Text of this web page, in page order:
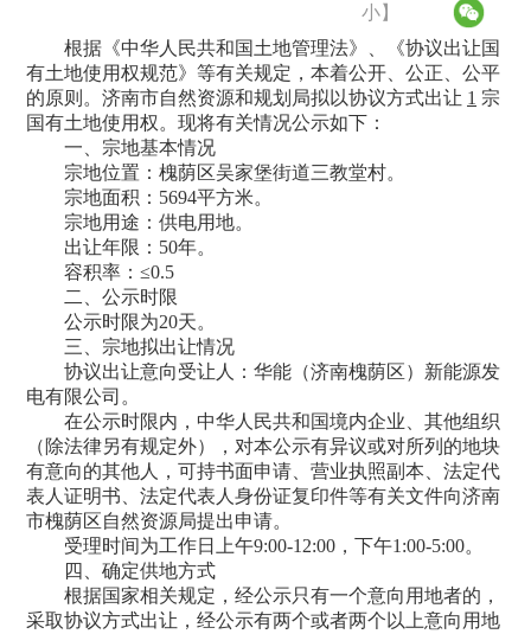
小】
根据《中华人民共和国土地管理法》、《协议出让国
有土地使用权规范》等有关规定，本着公开、公正、公平
的原则。济南市自然资源和规划局拟以协议方式出让 1 宗
国有土地使用权。现将有关情况公示如下：
一、宗地基本情况
宗地位置：槐荫区吴家堡街道三教堂村。
宗地面积：5694平方米。
宗地用途：供电用地。
出让年限：50年。
容积率：≤0.5
二、公示时限
公示时限为20天。
三、宗地拟出让情况
协议出让意向受让人：华能（济南槐荫区）新能源发
电有限公司。
在公示时限内，中华人民共和国境内企业、其他组织
（除法律另有规定外），对本公示有异议或对所列的地块
有意向的其他人，可持书面申请、营业执照副本、法定代
表人证明书、法定代表人身份证复印件等有关文件向济南
市槐荫区自然资源局提出申请。
受理时间为工作日上午9:00-12:00，下午1:00-5:00。
四、确定供地方式
根据国家相关规定，经公示只有一个意向用地者的，
采取协议方式出让，经公示有两个或者两个以上意向用地